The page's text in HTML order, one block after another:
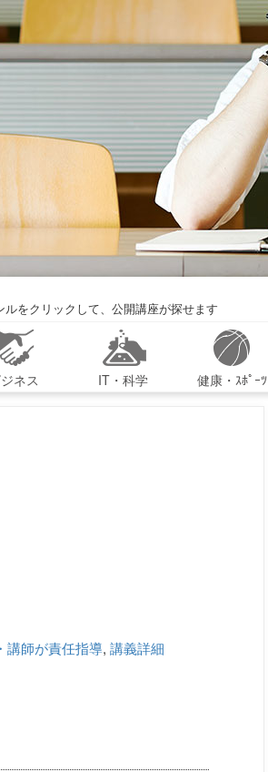
をクリックして、公開講座が探せます
ネス IT・科学 健康・ｽﾎﾟｰﾂ
講師が責任指導, 講義詳細